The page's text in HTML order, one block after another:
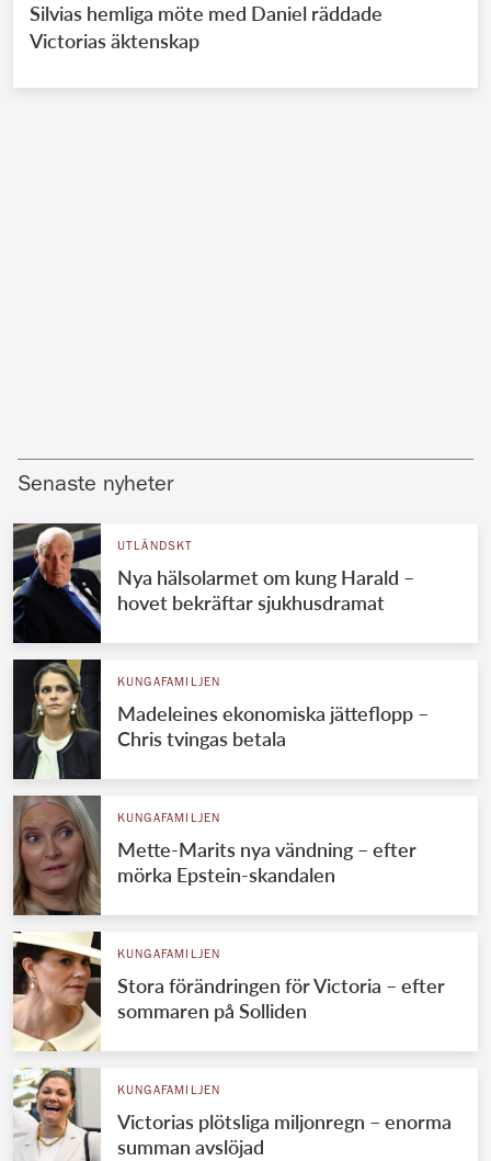
Silvias hemliga möte med Daniel räddade
Victorias äktenskap
Senaste nyheter
UTLÄNDSKT
Nya hälsolarmet om kung Harald –
hovet bekräftar sjukhusdramat
KUNGAFAMILJEN
Madeleines ekonomiska jätteflopp –
Chris tvingas betala
KUNGAFAMILJEN
Mette-Marits nya vändning – efter
mörka Epstein-skandalen
KUNGAFAMILJEN
Stora förändringen för Victoria – efter
sommaren på Solliden
KUNGAFAMILJEN
Victorias plötsliga miljonregn – enorma
summan avslöjad